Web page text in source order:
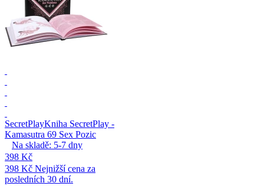
SecretPlayKniha SecretPlay -
Kamasutra 69 Sex Pozic
Na skladě: 5-7 dny
398 Kč
398 Kč Nejnižší cena za
posledních 30 dní.